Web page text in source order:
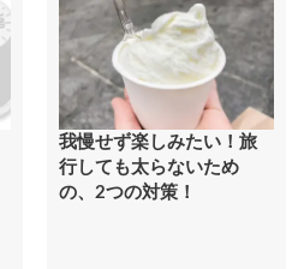
我慢せず楽しみたい！旅
行しても太らないため
の、2つの対策！